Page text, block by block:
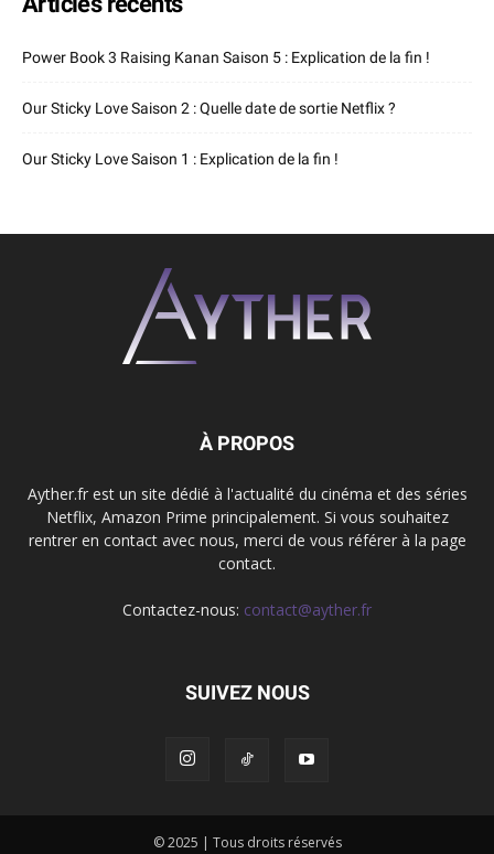
Power Book 3 Raising Kanan Saison 5 : Explication de la fin !
Our Sticky Love Saison 2 : Quelle date de sortie Netflix ?
Our Sticky Love Saison 1 : Explication de la fin !
À PROPOS
Ayther.fr est un site dédié à l'actualité du cinéma et des séries
Netflix, Amazon Prime principalement. Si vous souhaitez
rentrer en contact avec nous, merci de vous référer à la page
contact.
Contactez-nous: contact@ayther.fr
SUIVEZ NOUS
© 2025 | Tous droits réservés